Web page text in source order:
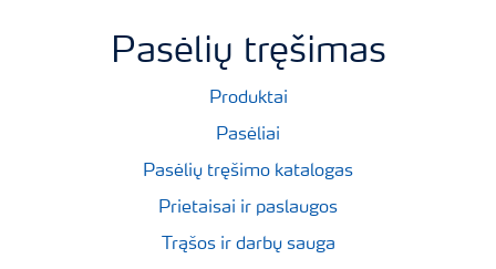
Pasėlių tręšimas
Produktai
Pasėliai
Pasėlių tręšimo katalogas
Prietaisai ir paslaugos
Trąšos ir darbų sauga